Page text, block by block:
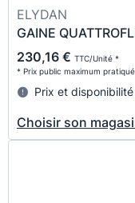
ELYDAN
GAINE
230,16 € TTC/Unité *
* Prix public maximum pratiqué
Prix et
Choisir son